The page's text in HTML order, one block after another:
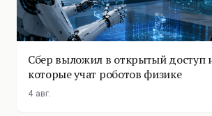
Сбер выложил в открытый доступ
которые учат роботов физике
4 авг.